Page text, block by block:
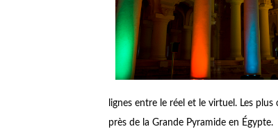
lignes entre le réel et le virtuel. Les
près de la Grande Pyramide en Égypte.